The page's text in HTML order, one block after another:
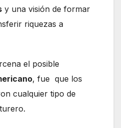
y una visión de formar
riquezas a
el posible
, fue que los
cualquier tipo de